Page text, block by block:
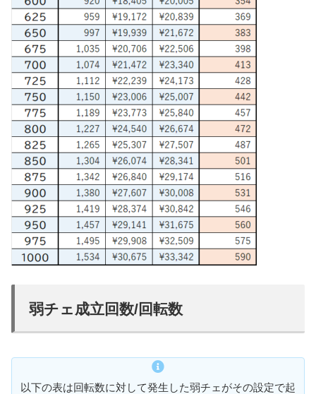
弱チェ成立回数/回転数
以下の表は回転数に対して発生した弱チェがその設定で起